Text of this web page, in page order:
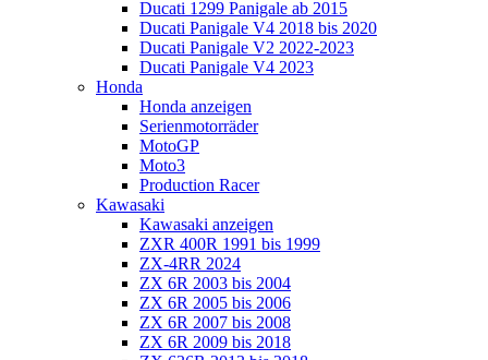
Ducati 1299 Panigale ab 2015
Ducati Panigale V4 2018 bis 2020
Ducati Panigale V2 2022-2023
Ducati Panigale V4 2023
Honda
Honda anzeigen
Serienmotorräder
MotoGP
Moto3
Production Racer
Kawasaki
Kawasaki anzeigen
ZXR 400R 1991 bis 1999
ZX-4RR 2024
ZX 6R 2003 bis 2004
ZX 6R 2005 bis 2006
ZX 6R 2007 bis 2008
ZX 6R 2009 bis 2018